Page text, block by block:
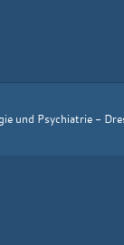
und Psychiatrie -